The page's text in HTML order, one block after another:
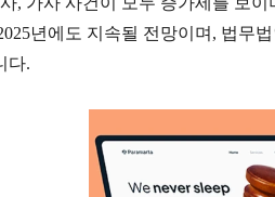
년에도 지속될 전망이며 , 법무
다.